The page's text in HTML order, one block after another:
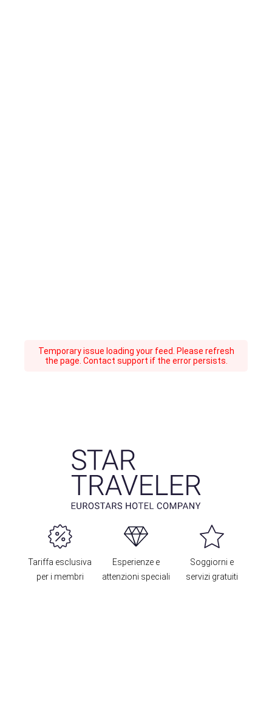
Temporary issue loading your feed. Please refresh
the page. Contact support if the error persists.
Tariffa esclusiva
per i membri
Esperienze e
attenzioni speciali
Soggiorni e
servizi gratuiti